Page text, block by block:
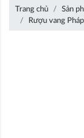
Trang chủ Sản
Rượu vang